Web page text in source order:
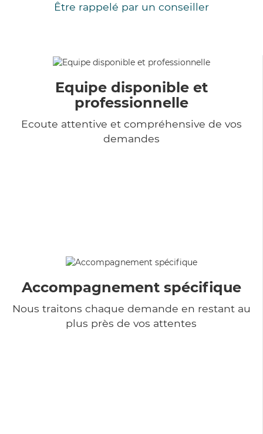
Être rappelé par un conseiller
Equipe disponible et
professionnelle
Ecoute attentive et compréhensive de vos
demandes
Accompagnement spécifique
Nous traitons chaque demande en restant au
plus près de vos attentes